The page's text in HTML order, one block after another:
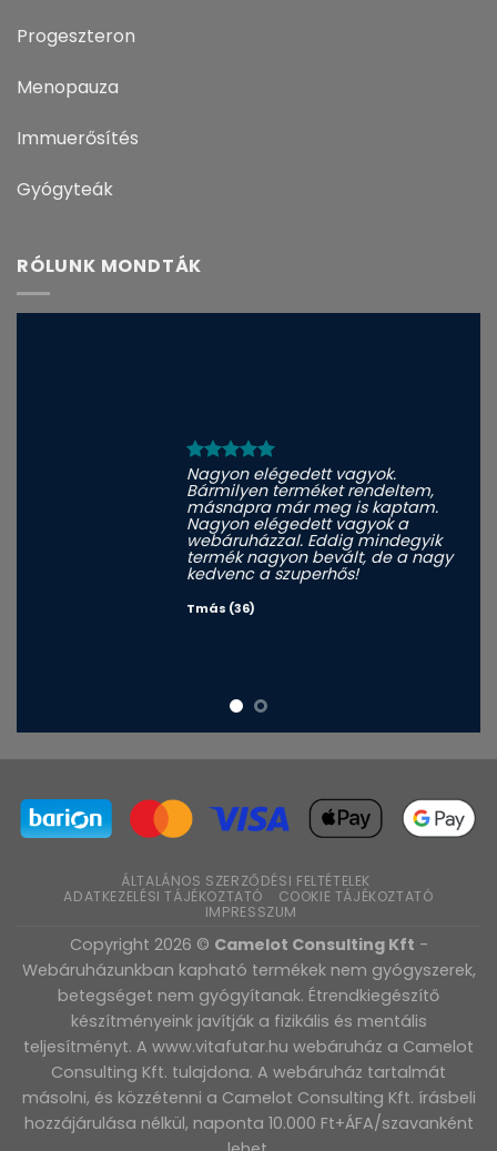
Progeszteron
Menopauza
Immuerősítés
Gyógyteák
RÓLUNK MONDTÁK
Nagyon elégedett vagyok.
Bármilyen terméket rendeltem,
másnapra már meg is kaptam.
Nagyon elégedett vagyok a
webáruházzal. Eddig mindegyik
termék nagyon bevált, de a nagy
kedvenc a szuperhős!
Tmás (36)
ÁLTALÁNOS SZERZŐDÉSI FELTÉTELEK
ADATKEZELÉSI TÁJÉKOZTATÓ
COOKIE TÁJÉKOZTATÓ
IMPRESSZUM
Copyright 2026 © Camelot Consulting Kft -
Webáruházunkban kapható termékek nem gyógyszerek,
betegséget nem gyógyítanak. Étrendkiegészítő
készítményeink javítják a fizikális és mentális
teljesítményt. A www.vitafutar.hu webáruház a Camelot
Consulting Kft. tulajdona. A webáruház tartalmát
másolni, és közzétenni a Camelot Consulting Kft. írásbeli
hozzájárulása nélkül, naponta 10.000 Ft+ÁFA/szavanként